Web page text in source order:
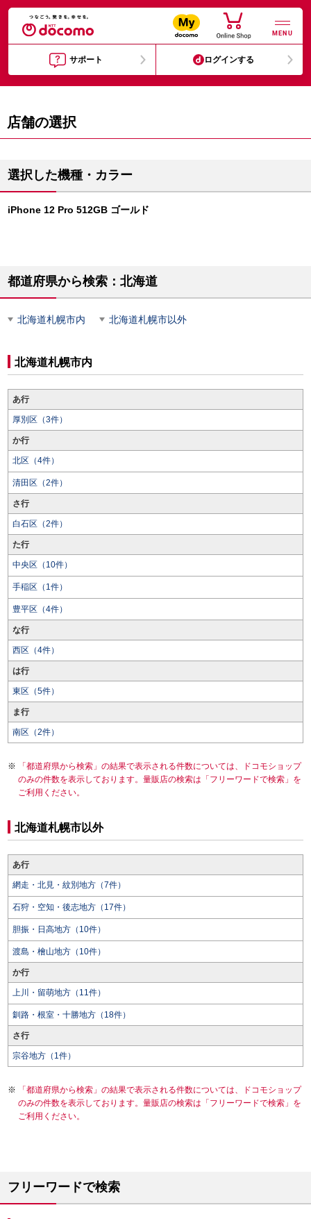
MENU
サポート ログインする
店舗の選択
選択した機種・カラー
iPhone 12 Pro 512GB ゴールド
都道府県から検索：北海道
北海道札幌市内 北海道札幌市以外
北海道札幌市内
あ行
厚別区（3件）
か行
北区（4件）
清田区（2件）
さ行
白石区（2件）
た行
中央区（10件）
手稲区（1件）
豊平区（4件）
な行
西区（4件）
は行
東区（5件）
ま行
南区（2件）
「都道府県から検索」の結果で表示される件数については、ドコモショップ
のみの件数を表示しております。量販店の検索は「フリーワードで検索」を
ご利用ください。
北海道札幌市以外
あ行
網走・北見・紋別地方（7件）
石狩・空知・後志地方（17件）
胆振・日高地方（10件）
渡島・檜山地方（10件）
か行
上川・留萌地方（11件）
釧路・根室・十勝地方（18件）
さ行
宗谷地方（1件）
「都道府県から検索」の結果で表示される件数については、ドコモショップ
のみの件数を表示しております。量販店の検索は「フリーワードで検索」を
ご利用ください。
フリーワードで検索